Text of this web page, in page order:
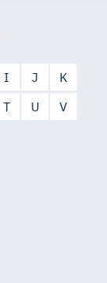
I J
K
T U
V